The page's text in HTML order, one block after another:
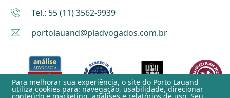
Tel.: 55 (11) 3562-9939
portolauand@pladvogados.com.br
Para melhorar sua experiência, o site do Porto Lauand
utiliza cookies para: navegação, usabilidade, direcionar